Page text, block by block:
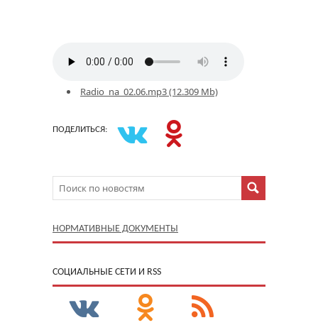
Radio_na_02.06.mp3 (12.309 Mb)
ПОДЕЛИТЬСЯ:
НОРМАТИВНЫЕ ДОКУМЕНТЫ
CОЦИАЛЬНЫЕ СЕТИ И RSS